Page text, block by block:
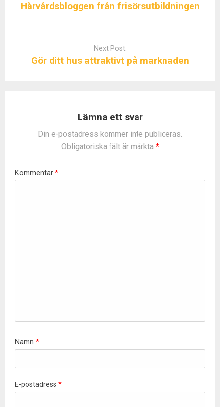
n
Hårvårdsbloggen från frisörsutbildningen
Next Post:
Gör ditt hus attraktivt på marknaden
Lämna ett svar
Din e-postadress kommer inte publiceras.
Obligatoriska fält är märkta *
Kommentar *
Namn *
E-postadress *